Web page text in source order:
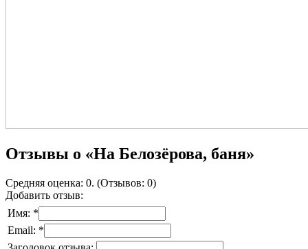
Отзывы о «На Белозёрова, баня»
Средняя оценка: 0. (Отзывов: 0)
Добавить отзыв:
Имя: *
Email: *